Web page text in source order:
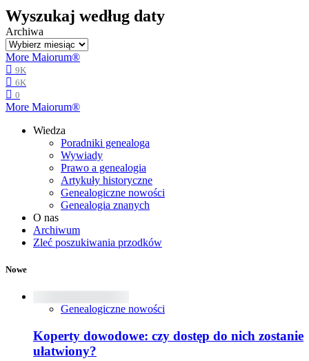
Wyszukaj według daty
Archiwa
More Maiorum®
9K
6K
0
More Maiorum®
Wiedza
Poradniki genealoga
Wywiady
Prawo a genealogia
Artykuły historyczne
Genealogiczne nowości
Genealogia znanych
O nas
Archiwum
Zleć poszukiwania przodków
Nowe
Genealogiczne nowości
Koperty dowodowe: czy dostęp do nich zostanie
ułatwiony?